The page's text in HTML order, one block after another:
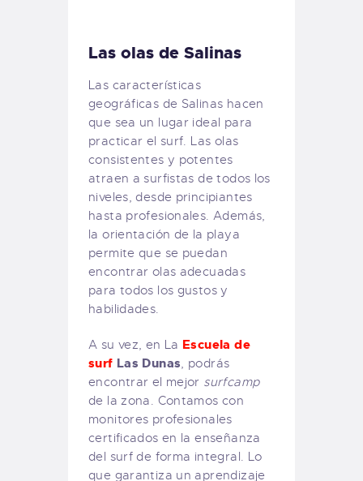
Las olas de Salinas
Las características
geográficas de Salinas hacen
que sea un lugar ideal para
practicar el surf. Las olas
consistentes y potentes
atraen a surfistas de todos los
niveles, desde principiantes
hasta profesionales. Además,
la orientación de la playa
permite que se puedan
encontrar olas adecuadas
para todos los gustos y
habilidades.
A su vez, en La Escuela de
surf Las Dunas, podrás
encontrar el mejor surfcamp
de la zona. Contamos con
monitores profesionales
certificados en la enseñanza
del surf de forma integral. Lo
que garantiza un aprendizaje